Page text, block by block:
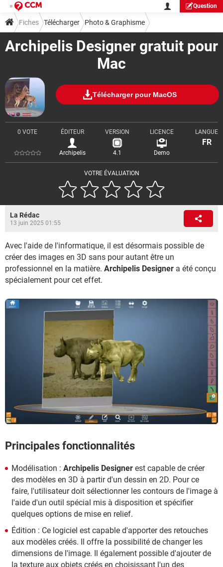
Question
Archipelis Designer gratuit pour
Mac
Télécharger pour MacOS
VOTRE ÉVALUATION
0 VOTE ÉDITEUR
Archipelis
VERSION
4.1
LICENCE
Demo
LANGUE
FR
Fiches Télécharger Photo & Graphisme
La Rédac
13 juin 2025 01:55
Avec l'aide de l'informatique, il est désormais possible de
créer des images en 3D sans pour autant être un
professionnel en la matière. Archipelis Designer a été conçu
spécialement pour cet effet.
Principales fonctionnalités
Modélisation : Archipelis Designer est capable de créer
des modèles en 3D à partir d'un dessin en 2D. Pour ce
faire, l'utilisateur doit sélectionner les contours de l'image à
l'aide d'un outil spécial mis à disposition et spécifier
quelques options de mise en relief.
Édition : Ce logiciel est capable d'apporter des retouches
aux modèles créés. Il offre la possibilité de changer les
dimensions de l'image. Il également possible d'ajouter de
la texture aux objets créés en choisissant l'un des